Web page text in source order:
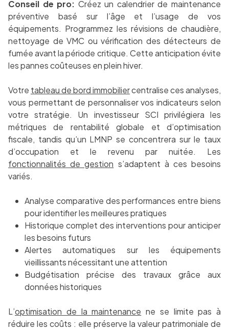
Conseil de pro: Créez un calendrier de maintenance
préventive basé sur l’âge et l’usage de vos
équipements. Programmez les révisions de chaudière,
nettoyage de VMC ou vérification des détecteurs de
fumée avant la période critique. Cette anticipation évite
les pannes coûteuses en plein hiver.
Votre tableau de bord immobiliercentralise ces analyses,
vous permettant de personnaliser vos indicateurs selon
votre stratégie. Un investisseur SCI privilégiera les
métriques de rentabilité globale et d’optimisation
fiscale, tandis qu’un LMNP se concentrera sur le taux
d’occupation et le revenu par nuitée. Les
fonctionnalités de gestion s’adaptent à ces besoins
variés.
Analyse comparative des performances entre biens
pour identifier les meilleures pratiques
Historique complet des interventions pour anticiper
les besoins futurs
Alertes automatiques sur les équipements
vieillissants nécessitant une attention
Budgétisation précise des travaux grâce aux
données historiques
L’optimisation de la maintenance ne se limite pas à
réduire les coûts : elle préserve la valeur patrimoniale de